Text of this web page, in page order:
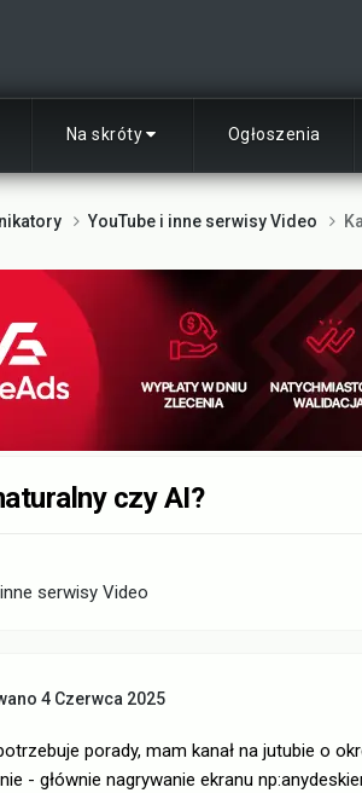
Na skróty Ogłoszenia
YouTube i inne serwisy Video
czy AI?
serwisy Video
4 Czerwca 2025
porady, mam kanał na jutubie o
- głównie nagrywanie ekranu